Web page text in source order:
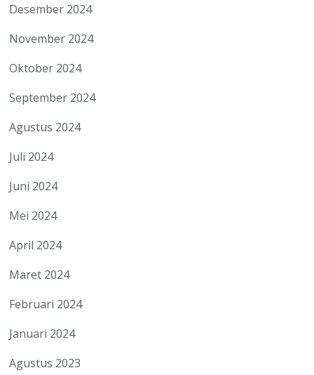
Desember 2024
November 2024
Oktober 2024
September 2024
Agustus 2024
Juli 2024
Juni 2024
Mei 2024
April 2024
Maret 2024
Februari 2024
Januari 2024
Agustus 2023